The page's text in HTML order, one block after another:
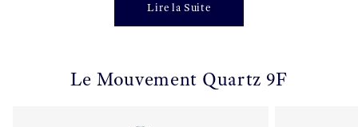
Lire la Suite
Le Mouvement Quartz 9F